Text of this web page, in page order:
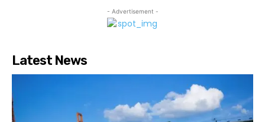
- Advertisement -
Latest News